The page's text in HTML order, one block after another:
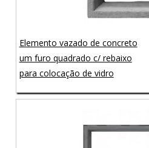
Elemento vazado de concreto
um furo quadrado c/ rebaixo
para colocação de vidro